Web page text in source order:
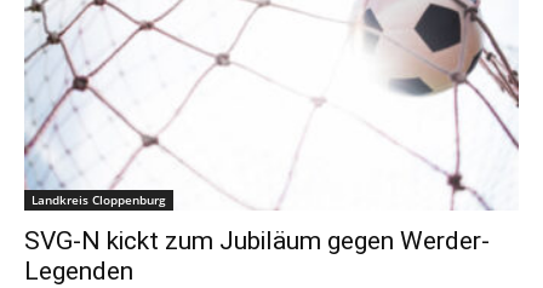
Landkreis Cloppenburg
SVG-N kickt zum Jubiläum gegen Werder-
Legenden